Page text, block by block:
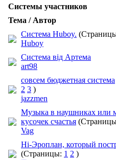
Системы участников
Тема / Автор
Система Huboy.
Huboy
Система від Артема
art98
совсем бюджетная система
2 3 )
jazzmen
Музыка в наушниках или
кусочек счастья
Vag
Hi-Эроплан, который
(Страницы: 1 2 )